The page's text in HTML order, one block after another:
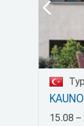
15.08 –